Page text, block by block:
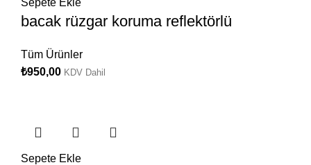
bacak rüzgar koruma reflektörlü
Tüm Ürünler
₺950,00 KDV Dahil
Sepete Ekle